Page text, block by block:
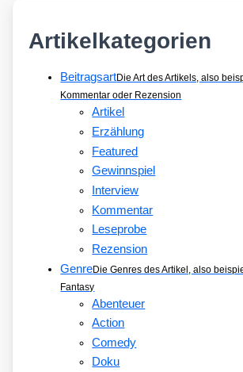
Artikelkategorien
BeitragsartDie Art des Artikels, also
Kommentar oder Rezension
Artikel
Erzählung
Featured
Gewinnspiel
Interview
Kommentar
Leseprobe
Rezension
GenreDie Genres des Artikel, also
Fantasy
Abenteuer
Action
Comedy
Doku